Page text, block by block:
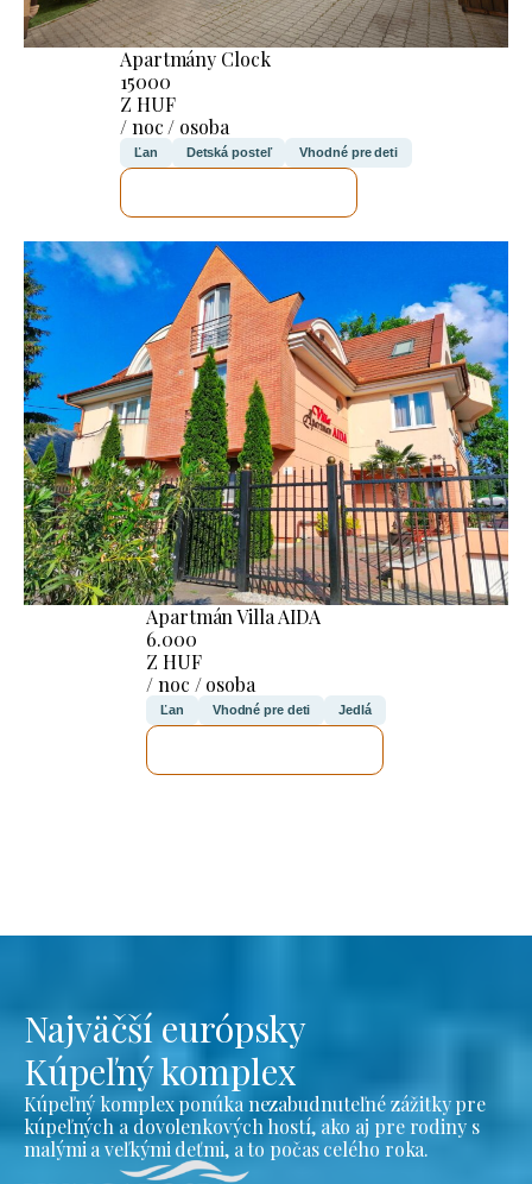
Apartmány Clock
15000
Z HUF
/ noc / osoba
Ľan Detská posteľ Vhodné pre deti
Apartmán Villa AIDA
6.000
Z HUF
/ noc / osoba
Ľan Vhodné pre deti Jedlá
Najväčší európsky
Kúpeľný komplex
Kúpeľný komplex ponúka nezabudnuteľné zážitky pre
kúpeľných a dovolenkových hostí, ako aj pre rodiny s
malými a veľkými deťmi, a to počas celého roka.